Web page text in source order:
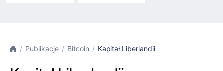
Publikacje Bitcoin Kapitał Liberlandii